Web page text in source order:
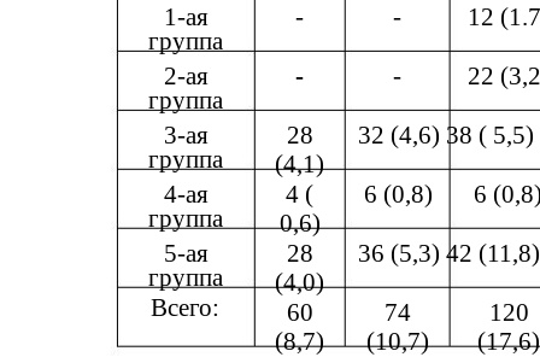
1-ая
группа
- - 12
2-ая
группа
- - 22
3-ая
группа
28
(4,1)
32 (4,6) 38 ( 5,5)
4-ая
группа
4 (
0,6)
6 (0,8) 6
5-ая
группа
28
(4,0)
36 (5,3) 42
Всего:
60
(8,7)
74
(10,7)
120
(17,6)